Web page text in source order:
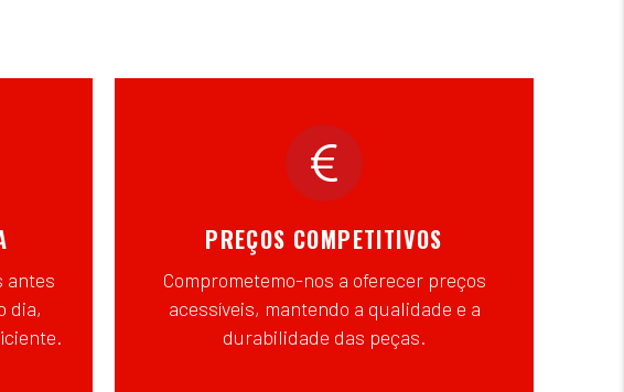
antes
dia,
PREÇOS COMPETITIVOS
Comprometemo-nos a oferecer preços
acessíveis, mantendo a qualidade e a
durabilidade das peças.